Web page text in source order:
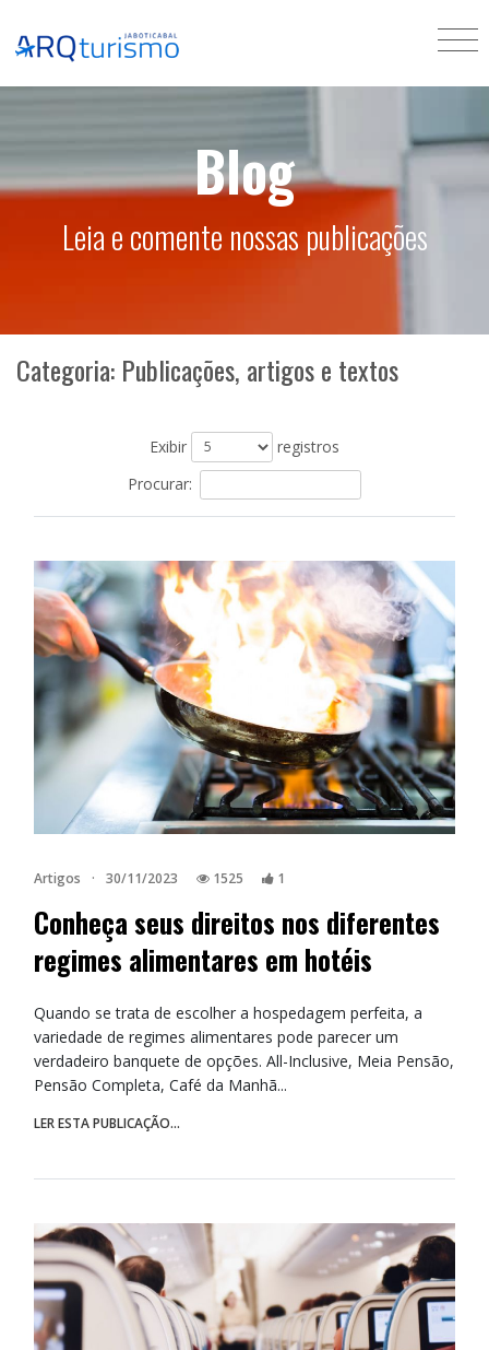
Blog
Leia e comente nossas publicações
Categoria: Publicações, artigos e textos
Exibir
registros
Procurar:
Artigos · 30/11/2023 1525 1
Conheça seus direitos nos diferentes
regimes alimentares em hotéis
Quando se trata de escolher a hospedagem perfeita, a
variedade de regimes alimentares pode parecer um
verdadeiro banquete de opções. All-Inclusive, Meia Pensão,
Pensão Completa, Café da Manhã...
LER ESTA PUBLICAÇÃO...